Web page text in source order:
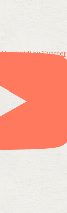
Condividi su Twitter